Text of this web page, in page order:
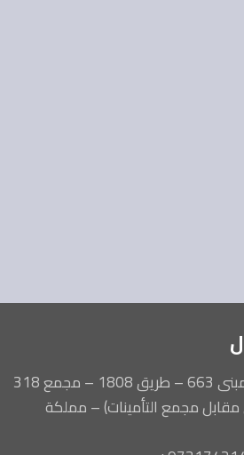
مكتب 665 ، مبنى 663 – طريق 1808 – مجمع 318
مجمع التأمينات) – مملكة